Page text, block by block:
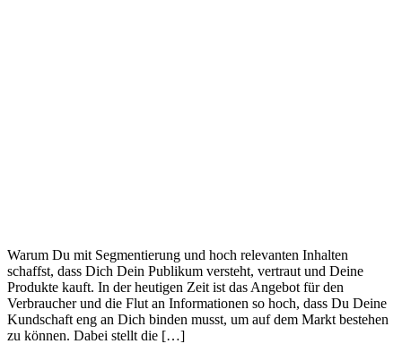
Warum Du mit Segmentierung und hoch relevanten Inhalten
schaffst, dass Dich Dein Publikum versteht, vertraut und Deine
Produkte kauft. In der heutigen Zeit ist das Angebot für den
Verbraucher und die Flut an Informationen so hoch, dass Du Deine
Kundschaft eng an Dich binden musst, um auf dem Markt bestehen
zu können. Dabei stellt die […]